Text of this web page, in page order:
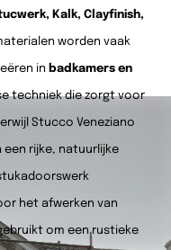
Kalk, Clayfinish,
worden vaak
in badkamers en
techniek die zorgt voor
Stucco Veneziano
een rijke, natuurlijke
het afwerken van
om een rustieke